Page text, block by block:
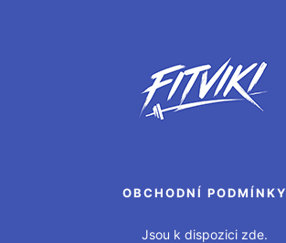
OBCHODNÍ PODMÍNKY
Jsou k dispozici zde.